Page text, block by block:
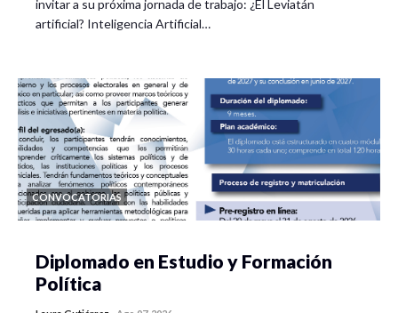
invitar a su próxima jornada de trabajo: ¿El Leviatán
artificial? Inteligencia Artificial…
CONVOCATORIAS
Diplomado en Estudio y Formación
Política